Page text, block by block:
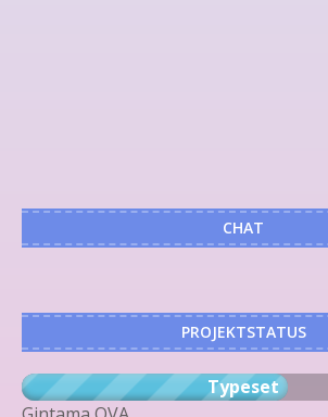
CHAT
PROJEKTSTATUS
Typeset